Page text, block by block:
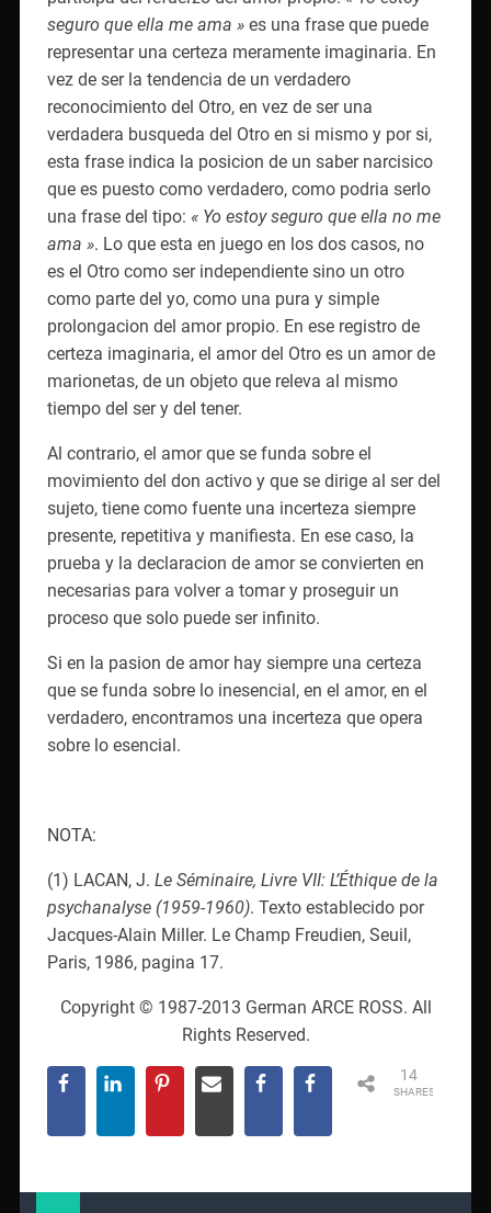
seguro que ella me ama »es una frase que puede
representar una certeza meramente imaginaria. En
vez de ser la tendencia de un verdadero
reconocimiento del Otro, en vez de ser una
verdadera busqueda del Otro en si mismo y por si,
esta frase indica la posicion de un saber narcisico
que es puesto como verdadero, como podria serlo
una frase del tipo: « Yo estoy seguro que ella no me
ama ». Lo que esta en juego en los dos casos, no
es el Otro como ser independiente sino un otro
como parte del yo, como una pura y simple
prolongacion del amor propio. En ese registro de
certeza imaginaria, el amor del Otro es un amor de
marionetas, de un objeto que releva al mismo
tiempo del ser y deI tener.
Al contrario, el amor que se funda sobre el
movimiento del don activo y que se dirige al ser del
sujeto, tiene como fuente una incerteza siempre
presente, repetitiva y manifiesta. En ese caso, la
prueba y la declaracion de amor se convierten en
necesarias para volver a tomar y proseguir un
proceso que solo puede ser infinito.
Si en la pasion de amor hay siempre una certeza
que se funda sobre lo inesencial, en el amor, en el
verdadero, encontramos una incerteza que opera
sobre lo esencial.
NOTA:
(1) LACAN, J. Le Séminaire, Livre VII: L’Éthique de la
psychanalyse (1959-1960). Texto establecido por
Jacques-Alain Miller. Le Champ Freudien, Seuil,
Paris, 1986, pagina 17.
Copyright © 1987-2013 German ARCE ROSS. All
Rights Reserved.
SHARES
14